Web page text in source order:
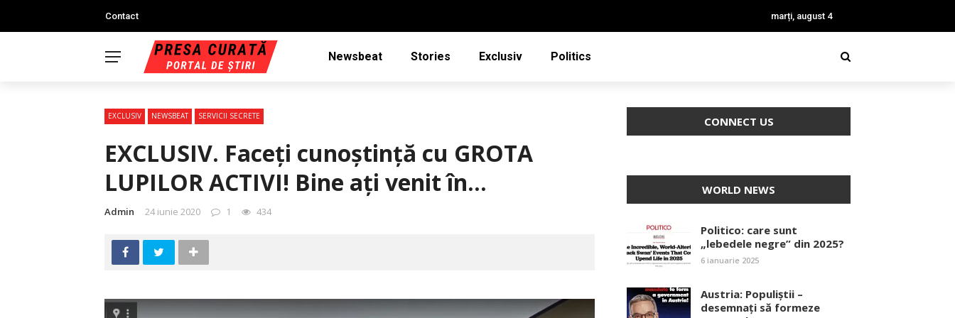
Contact marți, august 4
Newsbeat Stories Exclusiv Politics
EXCLUSIV NEWSBEAT SERVICII SECRETE
EXCLUSIV. Faceţi cunoştinţă cu GROTA
LUPILOR ACTIVI! Bine aţi venit în…
Admin 24 iunie 2020 1 434
CONNECT US
WORLD NEWS
Politico: care sunt
„lebedele negre” din 2025?
6 ianuarie 2025
Austria: Populiștii –
desemnați să formeze